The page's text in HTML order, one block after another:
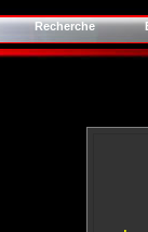
Recherche